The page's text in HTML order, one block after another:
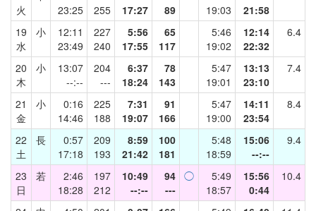
火
23:25
255
17:27
89
19:03
21:58
19
水
小
12:11
23:49
227
240
5:56
17:55
65
117
5:46
19:02
12:14
22:32
6.4
20
木
小
13:07
--:--
204
---
6:37
18:24
78
143
5:47
19:01
13:13
23:10
7.4
21
金
小
0:16
14:46
225
188
7:31
19:07
91
166
5:47
19:00
14:11
23:54
8.4
22
土
長
0:57
17:18
209
193
8:59
21:42
100
181
5:48
18:59
15:06
--:--
9.4
23
日
若
2:46
18:28
197
212
10:49
--:--
94
---
◯
5:49
18:57
15:56
0:44
10.4